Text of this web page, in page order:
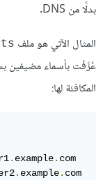
بدلًا من DNS.
المثال الآتي هو ملف
عُرِّفَت بأسماء مضيفين
المكافئة لها:
. example.
. example.